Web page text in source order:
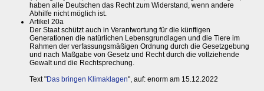
haben alle Deutschen das Recht zum Widerstand, wenn andere
Abhilfe nicht möglich ist.
Artikel 20a
Der Staat schützt auch in Verantwortung für die künftigen
Generationen die natürlichen Lebensgrundlagen und die Tiere im
Rahmen der verfassungsmäßigen Ordnung durch die Gesetzgebung
und nach Maßgabe von Gesetz und Recht durch die vollziehende
Gewalt und die Rechtsprechung.
Text "Das bringen Klimaklagen", auf: enorm am 15.12.2022